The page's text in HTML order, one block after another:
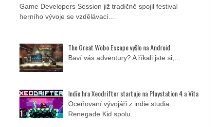
Game Developers Session již tradičně spojil festival
herního vývoje se vzdělávací…
The Great Wobo Escape vyšlo na Android
Baví vás adventury? A říkali jste si,…
Indie hra Xeodrifter startuje na Playstation 4 a Vita
Oceňovaní vývojáři z indie studia
Renegade Kid spolu…